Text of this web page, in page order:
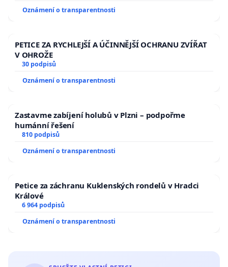
Oznámení o transparentnosti
PETICE ZA RYCHLEJŠÍ A ÚČINNĚJŠÍ OCHRANU ZVÍŘAT
V OHROŽE
30 podpisů
Oznámení o transparentnosti
Zastavme zabíjení holubů v Plzni – podpořme
humánní řešení
810 podpisů
Oznámení o transparentnosti
Petice za záchranu Kuklenských rondelů v Hradci
Králové
6 964 podpisů
Oznámení o transparentnosti